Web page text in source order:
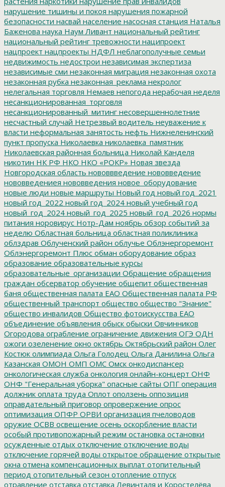
нарушение тишины и покоя нарушения пожарной
безопасности насвай население насосная станция Наталья
Баженова наука Наум Ливант национальный рейтинг
национальный рейтинг тревожности наципроект
нацпроект нацпроекты НДФЛ неблагополучные семьи
недвижимость недострои независимая экспертиза
независимые сми незаконная миграция незаконная охота
незаконная рубка незаконная_реклама некролог
нелегальная торговля Немаев непогода нерабочая неделя
несанкционированная_торговля
несанкционированный_митинг несовершеннолетние
несчастный случай Нетрезвый водитель неуважение к
власти неформальная занятость нефть Нижнеленинский
пункт пропуска Николаевка николаевка_памятник
Николаевская районная больница Николай Канделя
никотин НК РФ НКО НКО «РОКР» Новая звезда
Новгородская область нововвведение нововведение
нововведениея нововведения новое_оборудование
новые люди новые маршруты Новый год новый год_2021
новый год_2022 новый год_2024 новый учебный год
новый_год_2024 новый_год_2025 новый_год_2026 нормы
питания норовирус Нотр-Дам ноябрь обзор событий за
неделю Областная больница областная поликлиника
облздрав Облученский район облучье Облэнергоремонт
Облэнергоремонт Плюс обман оборудование образ
образование образовательные курсы
образовательные_организации Обращение обращения
граждан обсерватор обучение общепит общественная
баня общественная палата ЕАО Общественная палата РФ
общественный транспорт общество общество "Знание"
общество инвалидов Общество фотоискусства ЕАО
объединение объявления обыск обыски Овчинников
Огородова ограбление ограничение движения ОГЭ ОДН
ожоги озеленение окно октябрь Октябрьский район Олег
Костюк олимпиада Ольга Голодец Ольга Данилина Ольга
Казанская ОМОН ОМП ОМС Омск онкодиспансер
онкологическая служба онкология онлайн-концерт ОНФ
ОНФ "Генеральная уборка" опасные сайты ОПГ операция
должник оплата труда Оплот оползень оппозиция
оправдательный приговор опровержение опрос
оптимизация ОПФР ОРВИ организация пчеловодов
оружие ОСВВ освещение осень оскорбление власти
особый противопожарный режим остановка остановки
осужденные отдых отключение отключение воды
отключение горячей воды открытое обращение открытые
окна отмена компенсационных выплат отопительный
период отопительный сезон отопление отпуск
отравление отставка отставка Левинталя и Коростелёва